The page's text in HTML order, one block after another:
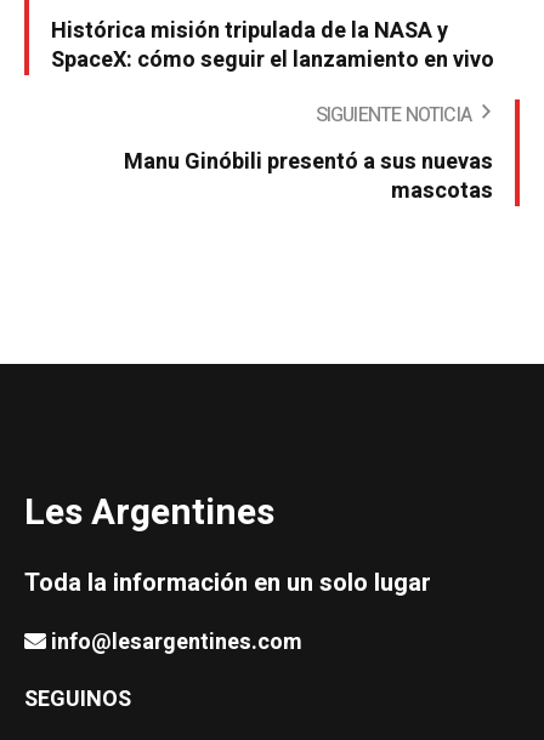
Histórica misión tripulada de la NASA y
SpaceX: cómo seguir el lanzamiento en vivo
SIGUIENTE NOTICIA
Manu Ginóbili presentó a sus nuevas
mascotas
Les Argentines
Toda la información en un solo lugar
info@lesargentines.com
SEGUINOS